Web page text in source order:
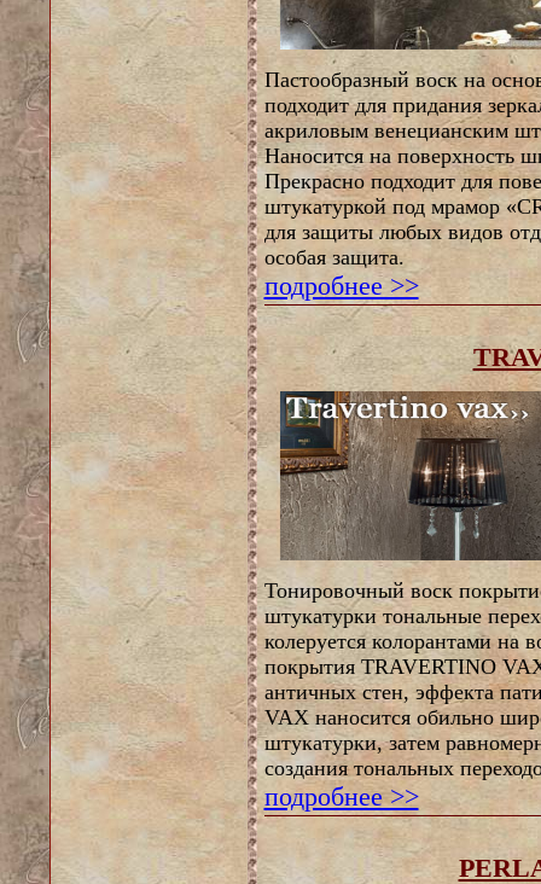
Пастообразный воск на
подходит для придания
акриловым венецианским
Наносится на поверхность
Прекрасно подходит для
штукатуркой под мрамор
для защиты любых видов
особая защита.
подробнее >>
Тонировочный воск
штукатурки тональные
колеруется колорантами
покрытия TRAVERTINO
античных стен, эффекта
VAX наносится обильно
штукатурки, затем
создания тональных
подробнее >>